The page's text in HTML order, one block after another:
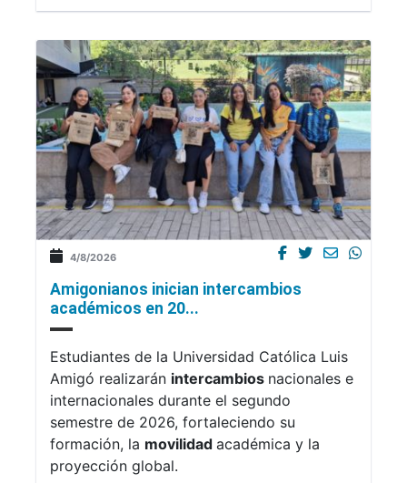
4/8/2026
Amigonianos inician intercambios
académicos en 20...
Estudiantes de la Universidad Católica Luis
Amigó realizarán intercambios nacionales e
internacionales durante el segundo
semestre de 2026, fortaleciendo su
formación, la movilidad académica y la
proyección global.